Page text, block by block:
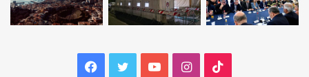
Facebook
TwitterYouTubeInstagram